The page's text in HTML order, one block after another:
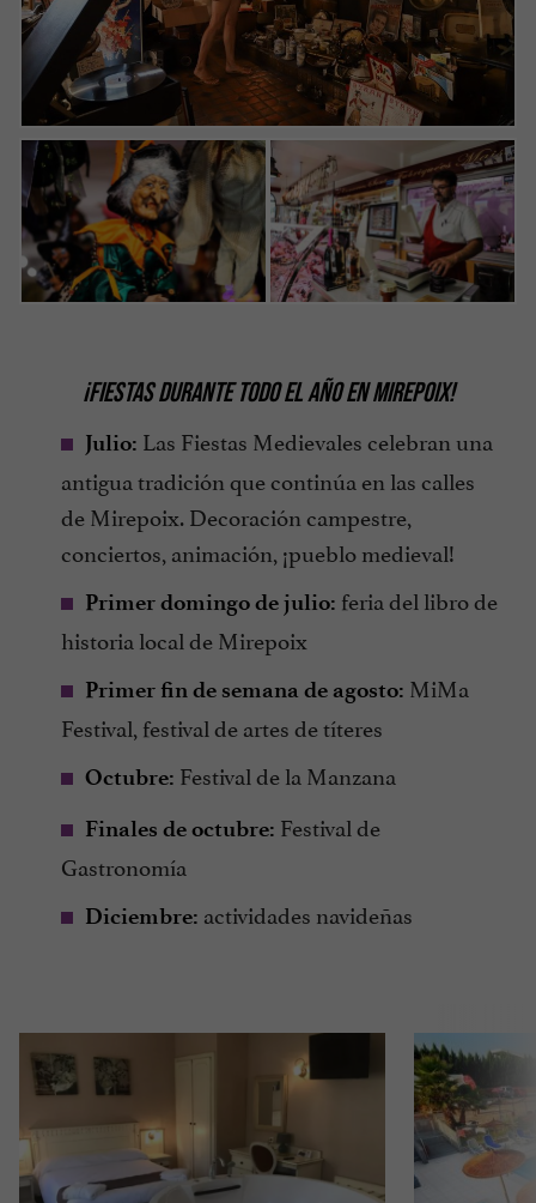
¡FIESTAS DURANTE TODO EL AÑO EN MIREPOIX!
Julio: Las Fiestas Medievales celebran una
antigua tradición que continúa en las calles
de Mirepoix. Decoración campestre,
conciertos, animación, ¡pueblo medieval!
Primer domingo de julio: feria del libro de
historia local de Mirepoix
Primer fin de semana de agosto: MiMa
Festival, festival de artes de títeres
Octubre: Festival de la Manzana
Finales de octubre: Festival de
Gastronomía
Diciembre: actividades navideñas